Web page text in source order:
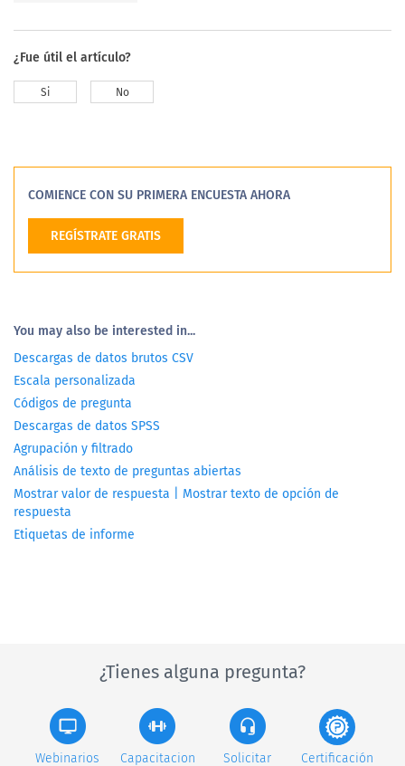
¿Fue útil el artículo?
Si No
COMIENCE CON SU PRIMERA ENCUESTA AHORA
REGÍSTRATE GRATIS
You may also be interested in...
Descargas de datos brutos CSV
Escala personalizada
Códigos de pregunta
Descargas de datos SPSS
Agrupación y filtrado
Análisis de texto de preguntas abiertas
Mostrar valor de respuesta | Mostrar texto de opción de
respuesta
Etiquetas de informe
¿Tienes alguna pregunta?
Webinarios Capacitacion Solicitar Certificación